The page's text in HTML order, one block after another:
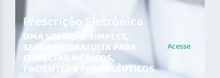
Prescrição Eletrônica
UMA SOLUÇÃO SIMPLES,
SEGURA E GRATUITA PARA
CONECTAR MÉDICOS,
PACIENTES E FARMACÊUTICOS.
Acesse